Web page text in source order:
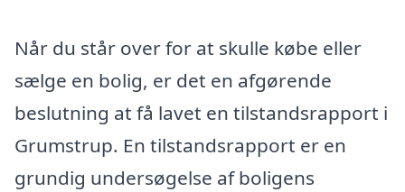
Når du står over for at skulle købe eller
sælge en bolig, er det en afgørende
beslutning at få lavet en tilstandsrapport i
Grumstrup. En tilstandsrapport er en
grundig undersøgelse af boligens